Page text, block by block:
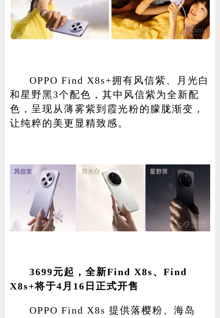
OPPO Find X8s+拥有风信紫、月光白
和星野黑3个配色，其中风信紫为全新配
色，呈现从薄雾紫到霞光粉的朦胧渐变，
让纯粹的美更显精致感。
3699元起，全新Find X8s、Find
X8s+将于4月16日正式开售
OPPO Find X8s 提供落樱粉、海岛